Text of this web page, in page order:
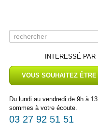
Search
for
INTERESSÉ
VOUS SOUHAITEZ
Du lundi au vendredi de 9h à
sommes à votre écoute.
03 27 92 51 51